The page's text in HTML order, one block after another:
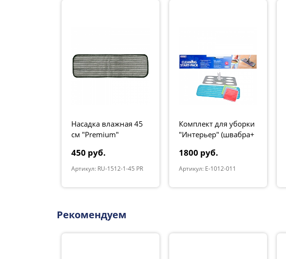
Насадка влажная 45
см "Premium"
450 руб.
Артикул: RU-1512-1-45 PR
Комплект для уборки
"Интерьер" (швабра+
1800 руб.
Артикул: E-1012-011
Рекомендуем